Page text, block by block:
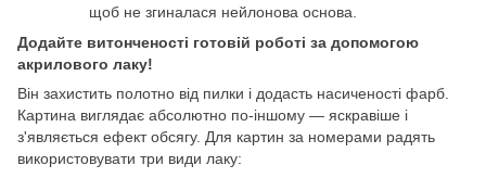
щоб не згиналася нейлонова основа.
Додайте витонченості готовій роботі за допомогою
акрилового лаку!
Він захистить полотно від пилки і додасть насиченості фарб.
Картина виглядає абсолютно по-іншому — яскравіше і
з'являється ефект обсягу. Для картин за номерами радять
використовувати три види лаку: